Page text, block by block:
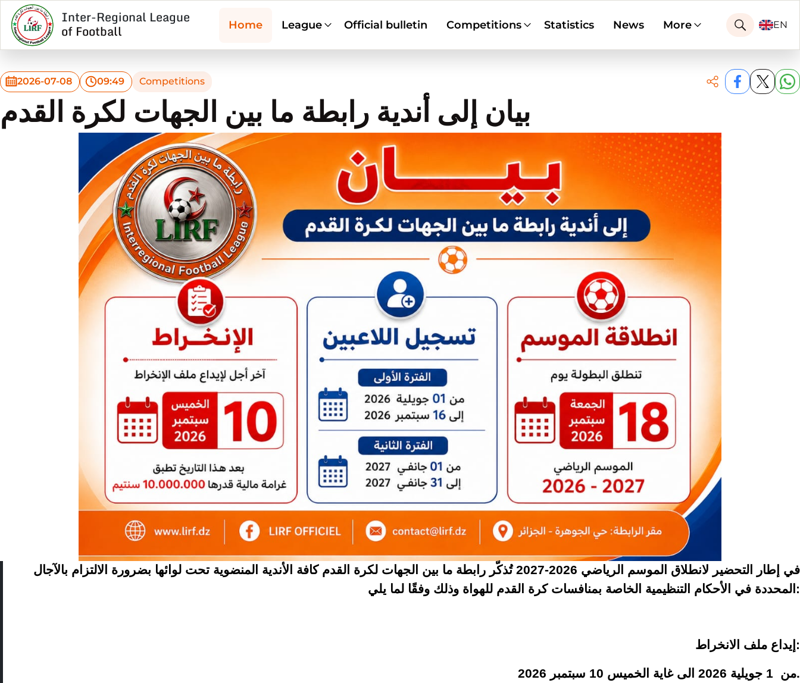
Inter-Regional League
of Football Home League Official bulletin Competitions Statistics News More EN
2026-07-08 09:49 Competitions
بيان إلى أندية رابطة ما بين الجهات لكرة القدم
في إطار التحضير لانطلاق الموسم الرياضي 2026-2027 تُذكّر رابطة ما بين الجهات لكرة القدم كافة الأندية المنضوية تحت لوائها بضرورة الالتزام بالآجال
المحددة في الأحكام التنظيمية الخاصة بمنافسات كرة القدم للهواة وذلك وفقًا لما يلي:
إيداع ملف الانخراط:
من 1 جويلية 2026 الى غاية الخميس 10 سبتمبر 2026.